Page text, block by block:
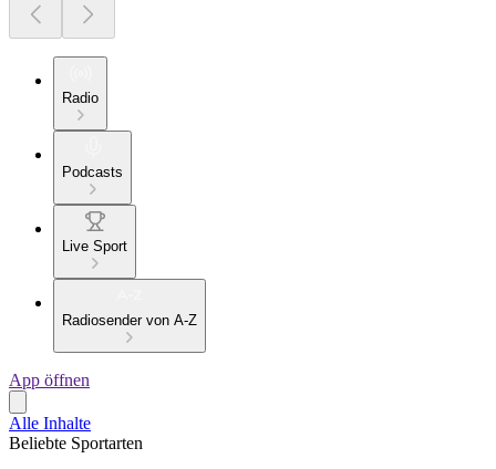
Radio
Podcasts
Live Sport
Radiosender von A-Z
App öffnen
Alle Inhalte
Beliebte Sportarten